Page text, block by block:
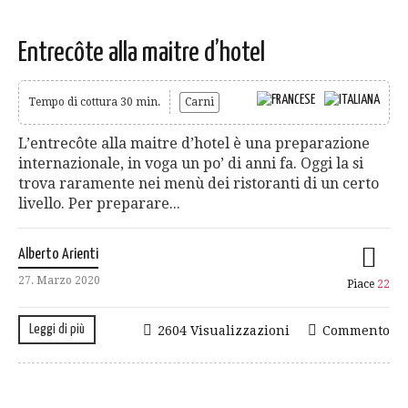
Entrecôte alla maitre d’hotel
Tempo di cottura 30 min. Carni
L’entrecôte alla maitre d’hotel è una preparazione
internazionale, in voga un po’ di anni fa. Oggi la si
trova raramente nei menù dei ristoranti di un certo
livello. Per preparare...
Alberto Arienti
27. Marzo 2020 Piace 22
Leggi di più Commento
2604 Visualizzazioni